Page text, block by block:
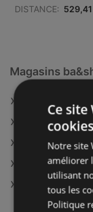
DISTANCE:
Magasins
ba&sh à
ba&sh à Rouen
ba&sh à Aix-
ba&sh à
ba&sh à
Ce
Notre site
améliorer
utilisant
tous les
Politique